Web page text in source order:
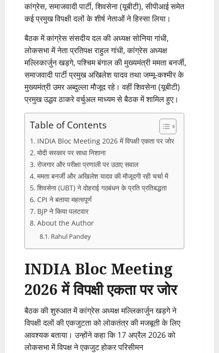
कांग्रेस, समाजवादी पार्टी, शिवसेना (यूबीटी), सीपीआई समेत
कई प्रमुख विपक्षी दलों के शीर्ष नेताओं ने हिस्सा लिया।
बैठक में कांग्रेस संसदीय दल की अध्यक्ष सोनिया गांधी,
लोकसभा में नेता प्रतिपक्ष राहुल गांधी, कांग्रेस अध्यक्ष
मल्लिकार्जुन खड़गे, पश्चिम बंगाल की मुख्यमंत्री ममता बनर्जी,
समाजवादी पार्टी प्रमुख अखिलेश यादव तथा जम्मू-कश्मीर के
मुख्यमंत्री उमर अब्दुल्ला मौजूद रहे। वहीं शिवसेना (यूबीटी)
प्रमुख उद्धव ठाकरे वर्चुअल माध्यम से बैठक में शामिल हुए।
Table of Contents
INDIA Bloc Meeting 2026 में विपक्षी एकता पर जोर
मोदी सरकार पर साधा निशाना
रोजगार और परीक्षा प्रणाली पर उठाए सवाल
ममता बनर्जी और अखिलेश यादव की मौजूदगी रही चर्चा में
शिवसेना (UBT) ने दोहराई गठबंधन के प्रति प्रतिबद्धता
CPI ने बताया महत्वपूर्ण
BJP ने किया पलटवार
About the Author
Rahul Pandey
INDIA Bloc Meeting
2026 में विपक्षी एकता पर जोर
बैठक की शुरुआत में कांग्रेस अध्यक्ष मल्लिकार्जुन खड़गे ने
विपक्षी दलों की एकजुटता को लोकतंत्र की मजबूती के लिए
आवश्यक बताया। उन्होंने कहा कि 17 अप्रैल 2026 को
लोकसभा में विपक्ष ने एकजुट होकर परिसीमन